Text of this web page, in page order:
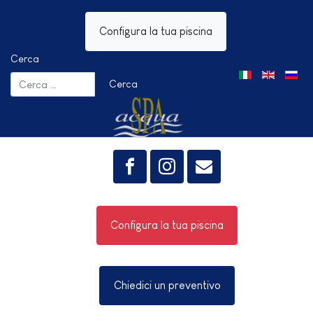
Configura la tua piscina
Cerca
Cerca
Seleziona la tua
Configura la tua piscina
Chiedici un preventivo